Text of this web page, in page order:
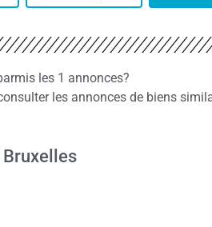
les 1 annonces?
les annonces de biens